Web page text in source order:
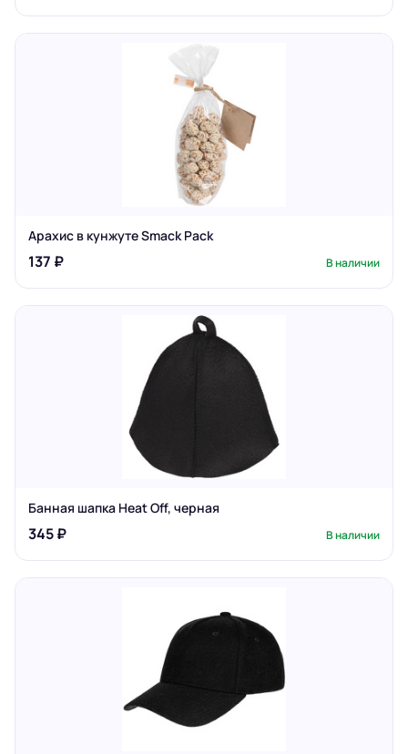
Арахис в кунжуте Smack Pack
137 ₽ В наличии
Банная шапка Heat Off, черная
345 ₽ В наличии